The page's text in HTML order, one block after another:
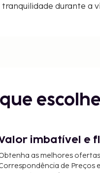
durante a
que
imbatível e
as melhores
de Preços